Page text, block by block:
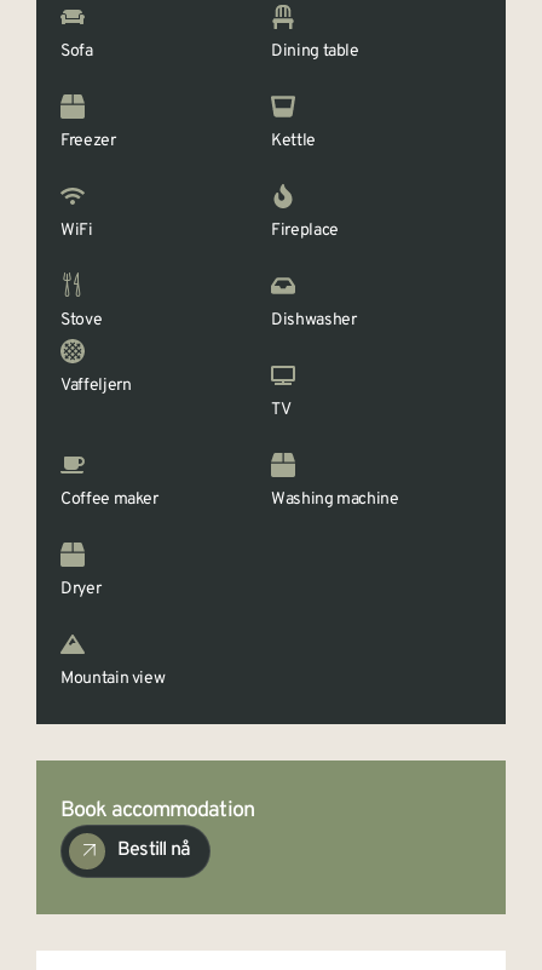
Sofa Dining table
Freezer Kettle
WiFi Fireplace
Stove Dishwasher
Vaffeljern
TV
Coffee maker Washing machine
Dryer
Mountain view
Book accommodation
Bestill nå